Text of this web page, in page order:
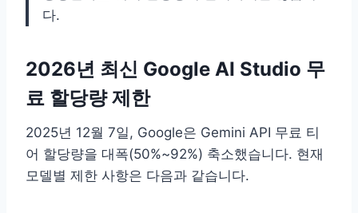
다.
2026년 최신 Google AI Studio 무
료 할당량 제한
2025년 12월 7일, Google은 Gemini API 무료 티
어 할당량을 대폭(50%~92%) 축소했습니다. 현재
모델별 제한 사항은 다음과 같습니다.